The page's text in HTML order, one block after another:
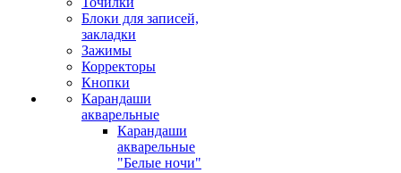
Блоки для записей,
закладки
Зажимы
Корректоры
Кнопки
Карандаши
акварельные
Карандаши
акварельные
"Белые ночи"